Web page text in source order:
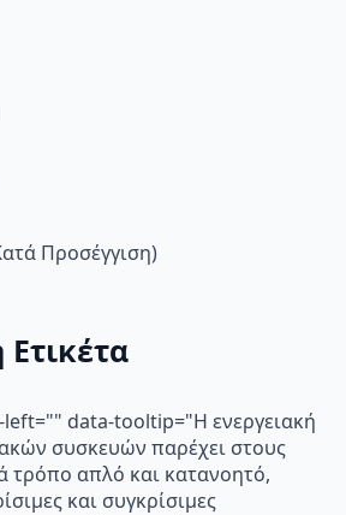
Προσέγγιση)
Ετικέτα
data-tooltip="Η ενεργειακή
συσκευών παρέχει στους
τρόπο απλό και κατανοητό,
και συγκρίσιμες